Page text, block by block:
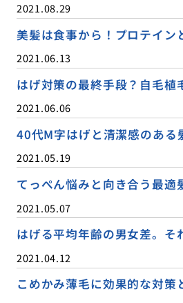
2021.08.29
美髪は食事から！プロテイン
2021.06.13
はげ対策の最終手段？自毛植
2021.06.06
40代M字はげと清潔感のある
2021.05.19
てっぺん悩みと向き合う最適
2021.05.07
はげる平均年齢の男女差。そ
2021.04.12
こめかみ薄毛に効果的な対策